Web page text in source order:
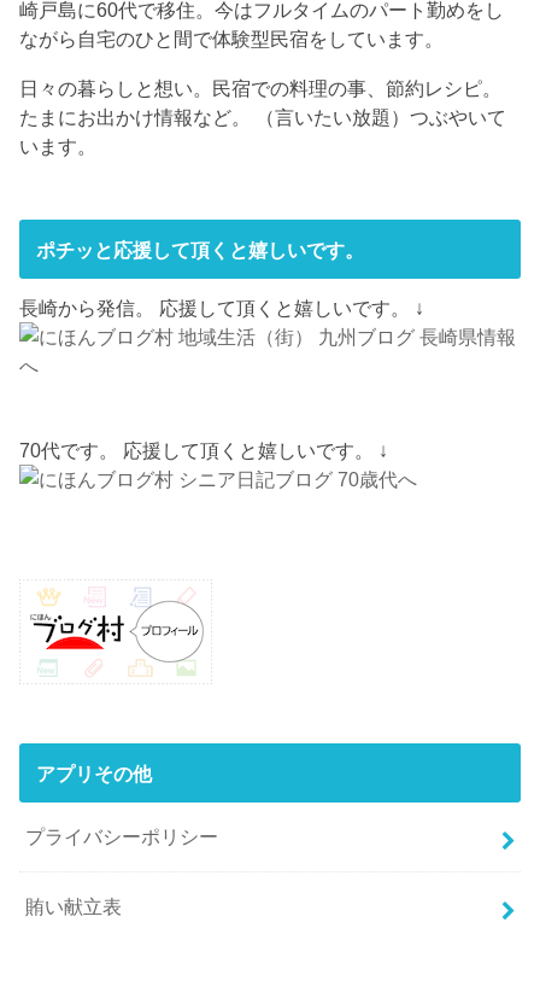
崎戸島に60代で移住。今はフルタイムのパート勤めをし
ながら自宅のひと間で体験型民宿をしています。
日々の暮らしと想い。民宿での料理の事、節約レシピ。
たまにお出かけ情報など。 （言いたい放題）つぶやいて
います。
ポチッと応援して頂くと嬉しいです。
長崎から発信。 応援して頂くと嬉しいです。 ↓
70代です。 応援して頂くと嬉しいです。 ↓
アプリその他
プライバシーポリシー
賄い献立表